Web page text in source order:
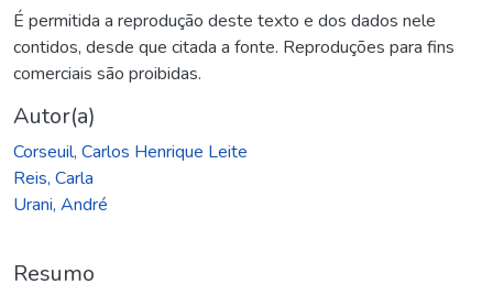
É permitida a reprodução deste texto e dos dados nele
contidos, desde que citada a fonte. Reproduções para fins
comerciais são proibidas.
Autor(a)
Corseuil, Carlos Henrique Leite
Reis, Carla
Urani, André
Resumo